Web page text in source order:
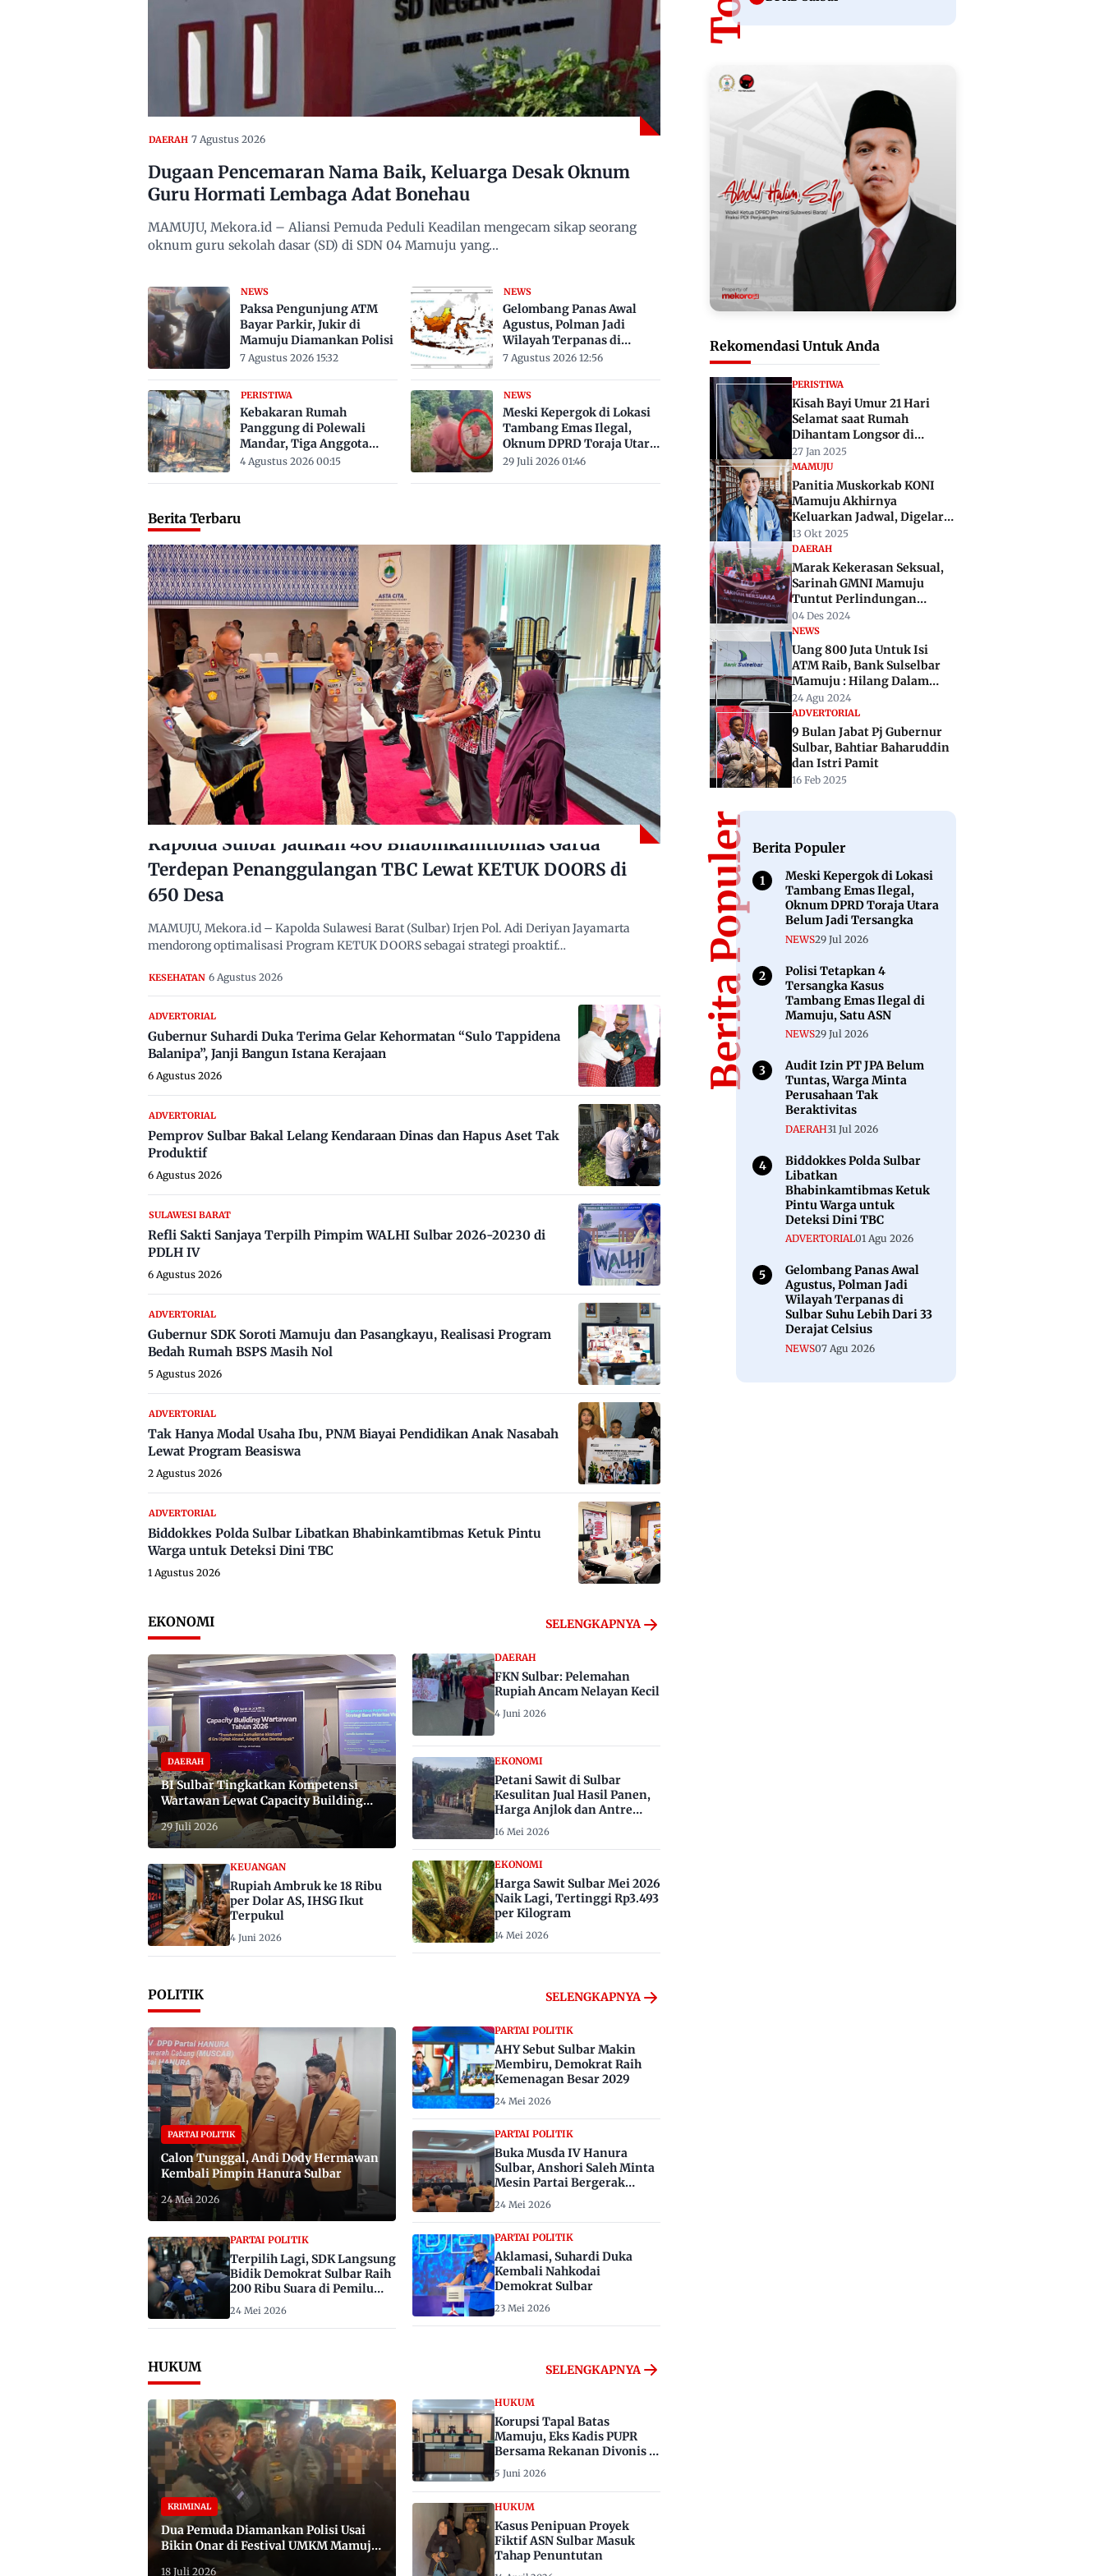
DAERAH 7 Agustus 2026
Dugaan Pencemaran Nama Baik, Keluarga Desak Oknum
Guru Hormati Lembaga Adat Bonehau
MAMUJU, Mekora.id – Aliansi Pemuda Peduli Keadilan mengecam sikap seorang
oknum guru sekolah dasar (SD) di SDN 04 Mamuju yang…
NEWS
Paksa Pengunjung ATM
Bayar Parkir, Jukir di
Mamuju Diamankan Polisi
7 Agustus 2026 15:32
NEWS
Gelombang Panas Awal
Agustus, Polman Jadi
Wilayah Terpanas di
Sulbar Suhu Lebih Dari 33
7 Agustus 2026 12:56
PERISTIWA
Kebakaran Rumah
Panggung di Polewali
Mandar, Tiga Anggota
Keluarga Tewas Terjebak
4 Agustus 2026 00:15
NEWS
Meski Kepergok di Lokasi
Tambang Emas Ilegal,
Oknum DPRD Toraja Utara
Belum Jadi Tersangka
29 Juli 2026 01:46
Berita Terbaru
Kapolda Sulbar Jadikan 480 Bhabinkamtibmas Garda
Terdepan Penanggulangan TBC Lewat KETUK DOORS di
650 Desa
MAMUJU, Mekora.id – Kapolda Sulawesi Barat (Sulbar) Irjen Pol. Adi Deriyan Jayamarta
mendorong optimalisasi Program KETUK DOORS sebagai strategi proaktif…
KESEHATAN 6 Agustus 2026
ADVERTORIAL
Gubernur Suhardi Duka Terima Gelar Kehormatan “Sulo Tappidena
Balanipa”, Janji Bangun Istana Kerajaan
6 Agustus 2026
ADVERTORIAL
Pemprov Sulbar Bakal Lelang Kendaraan Dinas dan Hapus Aset Tak
Produktif
6 Agustus 2026
SULAWESI BARAT
Refli Sakti Sanjaya Terpilh Pimpim WALHI Sulbar 2026-20230 di
PDLH IV
6 Agustus 2026
ADVERTORIAL
Gubernur SDK Soroti Mamuju dan Pasangkayu, Realisasi Program
Bedah Rumah BSPS Masih Nol
5 Agustus 2026
ADVERTORIAL
Tak Hanya Modal Usaha Ibu, PNM Biayai Pendidikan Anak Nasabah
Lewat Program Beasiswa
2 Agustus 2026
ADVERTORIAL
Biddokkes Polda Sulbar Libatkan Bhabinkamtibmas Ketuk Pintu
Warga untuk Deteksi Dini TBC
1 Agustus 2026
EKONOMI SELENGKAPNYA
DAERAH
BI Sulbar Tingkatkan Kompetensi
Wartawan Lewat Capacity Building
2026
29 Juli 2026
KEUANGAN
Rupiah Ambruk ke 18 Ribu
per Dolar AS, IHSG Ikut
Terpukul
4 Juni 2026
DAERAH
FKN Sulbar: Pelemahan
Rupiah Ancam Nelayan Kecil
4 Juni 2026
EKONOMI
Petani Sawit di Sulbar
Kesulitan Jual Hasil Panen,
Harga Anjlok dan Antre
Berhari-hari
16 Mei 2026
EKONOMI
Harga Sawit Sulbar Mei 2026
Naik Lagi, Tertinggi Rp3.493
per Kilogram
14 Mei 2026
POLITIK SELENGKAPNYA
PARTAI POLITIK
Calon Tunggal, Andi Dody Hermawan
Kembali Pimpin Hanura Sulbar
24 Mei 2026
PARTAI POLITIK
Terpilih Lagi, SDK Langsung
Bidik Demokrat Sulbar Raih
200 Ribu Suara di Pemilu
2029
24 Mei 2026
PARTAI POLITIK
AHY Sebut Sulbar Makin
Membiru, Demokrat Raih
Kemenagan Besar 2029
24 Mei 2026
PARTAI POLITIK
Buka Musda IV Hanura
Sulbar, Anshori Saleh Minta
Mesin Partai Bergerak
Menangkan Pemilu 2029
24 Mei 2026
PARTAI POLITIK
Aklamasi, Suhardi Duka
Kembali Nahkodai
Demokrat Sulbar
23 Mei 2026
HUKUM SELENGKAPNYA
KRIMINAL
Dua Pemuda Diamankan Polisi Usai
Bikin Onar di Festival UMKM Mamuju,
Satu Bawa Badik
18 Juli 2026
HUKUM
Korupsi Tapal Batas
Mamuju, Eks Kadis PUPR
Bersama Rekanan Divonis 6
dan 8 Tahun Penjara
5 Juni 2026
HUKUM
Kasus Penipuan Proyek
Fiktif ASN Sulbar Masuk
Tahap Penuntutan
Rekomendasi Untuk Anda
PERISTIWA
Kisah Bayi Umur 21 Hari
Selamat saat Rumah
Dihantam Longsor di
Mamuju
27 Jan 2025
MAMUJU
Panitia Muskorkab KONI
Mamuju Akhirnya
Keluarkan Jadwal, Digelar
November 2025
13 Okt 2025
DAERAH
Marak Kekerasan Seksual,
Sarinah GMNI Mamuju
Tuntut Perlindungan
Perempuan Dikuatkan
04 Des 2024
NEWS
Uang 800 Juta Untuk Isi
ATM Raib, Bank Sulselbar
Mamuju : Hilang Dalam
Perjalanan
24 Agu 2024
ADVERTORIAL
9 Bulan Jabat Pj Gubernur
Sulbar, Bahtiar Baharuddin
dan Istri Pamit
16 Feb 2025
Berita PopulerBerita Populer
Meski Kepergok di Lokasi
Tambang Emas Ilegal,
Oknum DPRD Toraja Utara
Belum Jadi Tersangka
NEWS29 Jul 2026
Polisi Tetapkan 4
Tersangka Kasus
Tambang Emas Ilegal di
Mamuju, Satu ASN
NEWS29 Jul 2026
Audit Izin PT JPA Belum
Tuntas, Warga Minta
Perusahaan Tak
Beraktivitas
DAERAH31 Jul 2026
Biddokkes Polda Sulbar
Libatkan
Bhabinkamtibmas Ketuk
Pintu Warga untuk
Deteksi Dini TBC
ADVERTORIAL01 Agu 2026
Gelombang Panas Awal
Agustus, Polman Jadi
Wilayah Terpanas di
Sulbar Suhu Lebih Dari 33
Derajat Celsius
NEWS07 Agu 2026